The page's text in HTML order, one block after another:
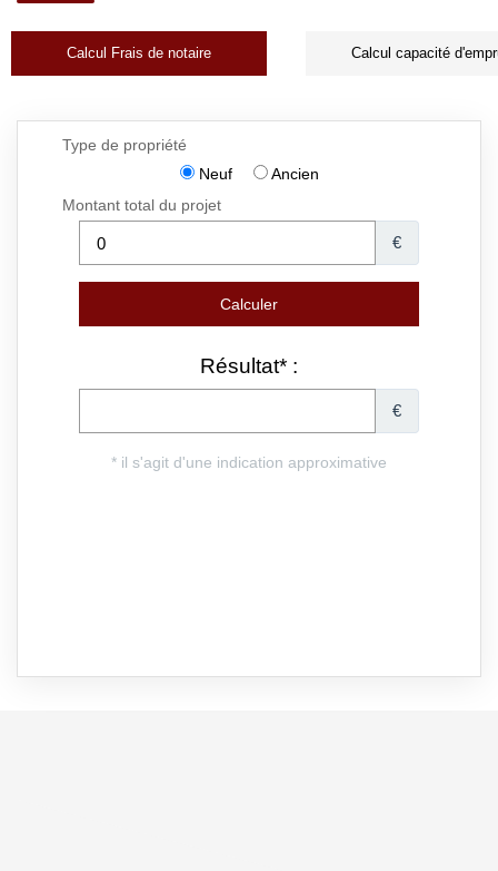
Calcul Frais de notaire Calcul capacité